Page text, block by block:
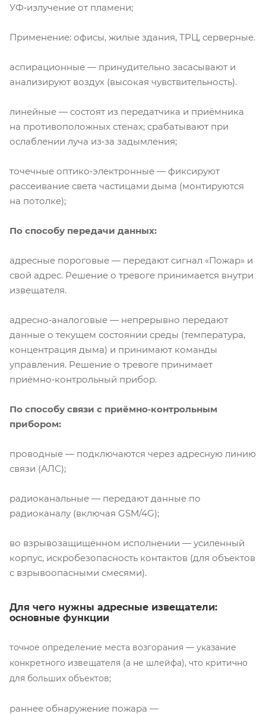
УФ‑излучение от пламени;
Применение: офисы, жилые здания, ТРЦ, серверные.
аспирационные — принудительно засасывают и
анализируют воздух (высокая чувствительность).
линейные — состоят из передатчика и приёмника
на противоположных стенах; срабатывают при
ослаблении луча из‑за задымления;
точечные оптико‑электронные — фиксируют
рассеивание света частицами дыма (монтируются
на потолке);
По способу передачи данных:
адресные пороговые — передают сигнал «Пожар» и
свой адрес. Решение о тревоге принимается внутри
извещателя.
адресно‑аналоговые — непрерывно передают
данные о текущем состоянии среды (температура,
концентрация дыма) и принимают команды
управления. Решение о тревоге принимает
приёмно‑контрольный прибор.
По способу связи с приёмно‑контрольным
прибором:
проводные — подключаются через адресную линию
связи (АЛС);
радиоканальные — передают данные по
радиоканалу (включая GSM/4G);
во взрывозащищённом исполнении — усиленный
корпус, искробезопасность контактов (для объектов
с взрывоопасными смесями).
Для чего нужны адресные извещатели:
основные функции
точное определение места возгорания — указание
конкретного извещателя (а не шлейфа), что критично
для больших объектов;
раннее обнаружение пожара —